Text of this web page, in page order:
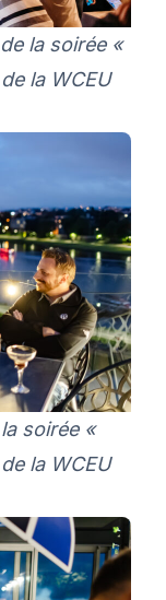
la soirée «
la WCEU
soirée «
la WCEU